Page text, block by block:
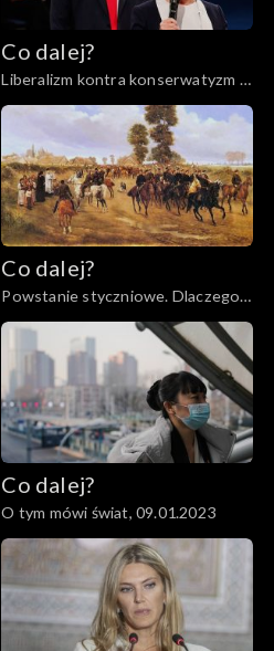
Co dalej?
Liberalizm kontra konserwatyzm –
czyj koniec jest bliższy?,
31.01.2023
Co dalej?
Powstanie styczniowe. Dlaczego
miało sens?, 19.01.2023
Co dalej?
O tym mówi świat, 09.01.2023